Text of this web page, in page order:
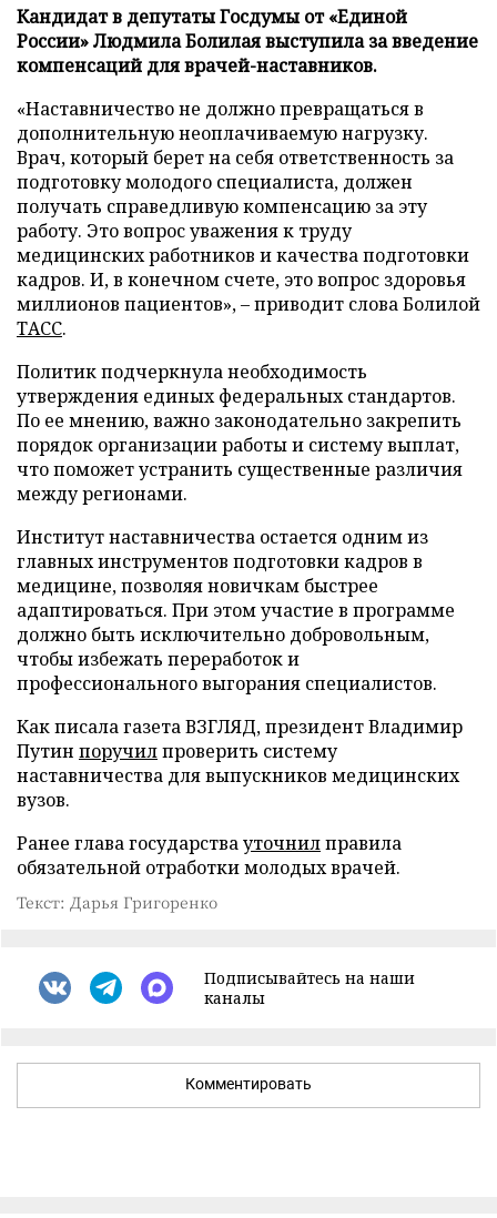
Кандидат в депутаты Госдумы от «Единой
России» Людмила Болилая выступила за введение
компенсаций для врачей-наставников.
«Наставничество не должно превращаться в
дополнительную неоплачиваемую нагрузку.
Врач, который берет на себя ответственность за
подготовку молодого специалиста, должен
получать справедливую компенсацию за эту
работу. Это вопрос уважения к труду
медицинских работников и качества подготовки
кадров. И, в конечном счете, это вопрос здоровья
миллионов пациентов», – приводит слова Болилой
ТАСС.
Политик подчеркнула необходимость
утверждения единых федеральных стандартов.
По ее мнению, важно законодательно закрепить
порядок организации работы и систему выплат,
что поможет устранить существенные различия
между регионами.
Институт наставничества остается одним из
главных инструментов подготовки кадров в
медицине, позволяя новичкам быстрее
адаптироваться. При этом участие в программе
должно быть исключительно добровольным,
чтобы избежать переработок и
профессионального выгорания специалистов.
Как писала газета ВЗГЛЯД, президент Владимир
Путин поручилпроверить систему
наставничества для выпускников медицинских
вузов.
Ранее глава государствауточнилправила
обязательной отработки молодых врачей.
Текст: Дарья Григоренко
Подписывайтесь на наши
каналы
Комментировать